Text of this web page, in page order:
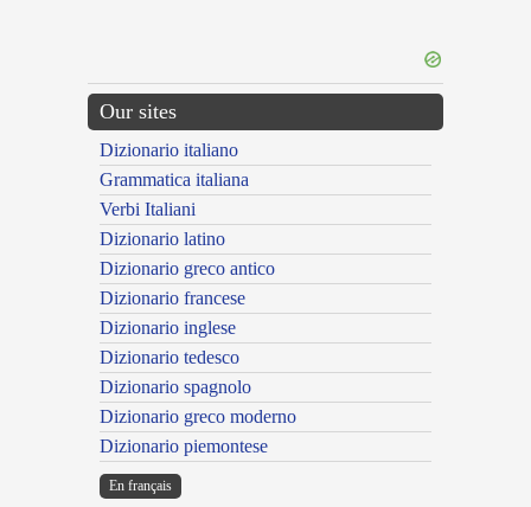
Our sites
Dizionario italiano
Grammatica italiana
Verbi Italiani
Dizionario latino
Dizionario greco antico
Dizionario francese
Dizionario inglese
Dizionario tedesco
Dizionario spagnolo
Dizionario greco moderno
Dizionario piemontese
En français